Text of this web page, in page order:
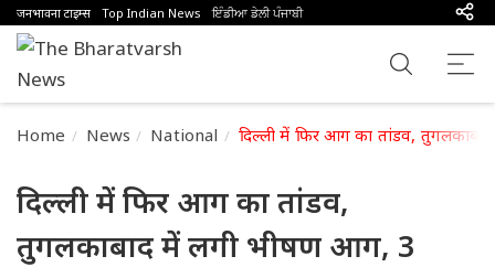
जनभावना टाइम्स Top Indian News ਇੰਡੀਆ ਡੇਲੀ ਪੰਜਾਬੀ
Home News National दिल्ली में फिर आग का तांडव,
दिल्ली में फिर आग का तांडव,
तुगलकाबाद में लगी भीषण आग, 3